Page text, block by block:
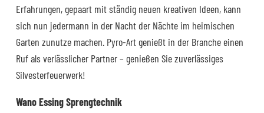
Erfahrungen, gepaart mit ständig neuen kreativen Ideen, kann
sich nun jedermann in der Nacht der Nächte im heimischen
Garten zunutze machen. Pyro-Art genießt in der Branche einen
Ruf als verlässlicher Partner – genießen Sie zuverlässiges
Silvesterfeuerwerk!
Wano Essing Sprengtechnik